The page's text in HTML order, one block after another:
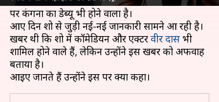
पर कंगना का डेब्यू भी होने वाला है।
आए दिन शो से जुड़ी नई-नई जानकारी सामने आ रही है।
खबर थी कि शो में कॉमेडियन और एक्टरवीर दास भी
शामिल होने वाले हैं, लेकिन उन्होंने इस खबर को अफवाह
बताया है।